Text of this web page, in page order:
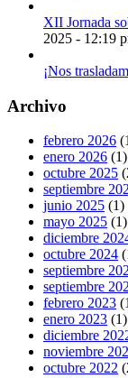
XII Jornada
2025 - 12:19
¡Nos
Archivo
febrero 2026
enero 2026 (1)
octubre 2025
septiembre
junio 2025 (1)
mayo 2025 (1)
diciembre
octubre 2024
septiembre
septiembre
febrero 2023
enero 2023 (1)
diciembre
noviembre
octubre 2022